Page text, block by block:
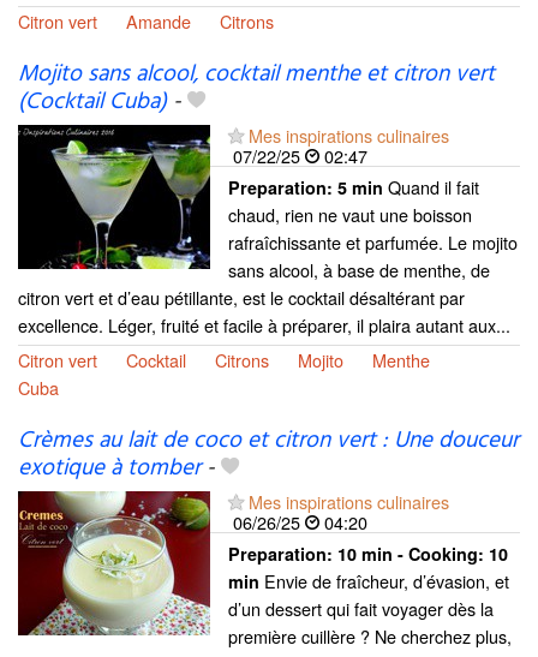
Citron vert
Amande Citrons
Mojito sans alcool, cocktail menthe et citron vert
(Cocktail Cuba)-
Mes inspirations culinaires
07/22/25
02:47
Preparation: 5 min Quand il fait
chaud, rien ne vaut une boisson
rafraîchissante et parfumée. Le mojito
sans alcool, à base de menthe, de
citron vert et d’eau pétillante, est le cocktail désaltérant par
excellence. Léger, fruité et facile à préparer, il plaira autant aux...
Citron vert
Cocktail Citrons Mojito
Menthe
Cuba
Crèmes au lait de coco et citron vert : Une douceur
exotique à tomber-
Mes inspirations culinaires
06/26/25
04:20
Preparation: 10 min - Cooking: 10
min Envie de fraîcheur, d’évasion, et
d’un dessert qui fait voyager dès la
première cuillère ? Ne cherchez plus,